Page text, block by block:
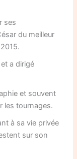
ses
du meilleur
a dirigé
et souvent
les tournages.
à sa vie privée
sur son